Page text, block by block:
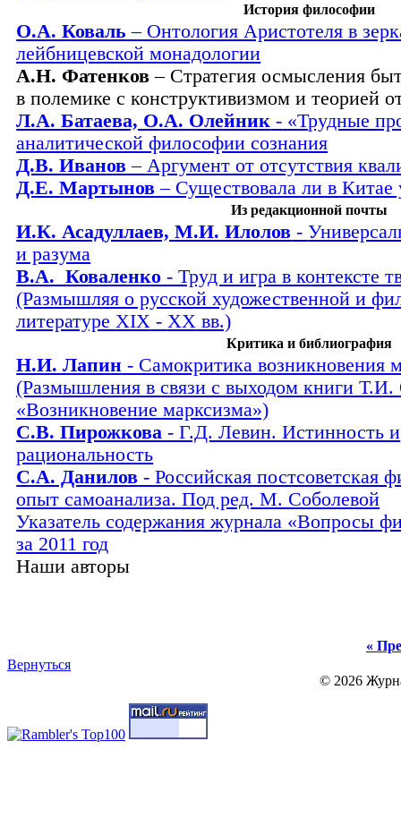
История философии
О.А. Коваль – Онтология Аристотеля в
лейбницевской монадологии
А.Н. Фатенков – Стратегия осмысления
в полемике с конструктивизмом и теорией
Л.А. Батаева, О.А. Олейник - «Трудные
аналитической философии сознания
Д.В. Иванов – Аргумент от отсутствия
Д.Е. Мартынов – Существовала ли в Китае
Из редакционной почты
И.К. Асадуллаев, М.И. Илолов -
и разума
В.А. Коваленко - Труд и игра в контексте
(Размышляя о русской художественной и
литературеXIX -XX вв.)
Критика и библиография
Н.И. Лапин - Самокритика возникновения
(Размышления в связи с выходом книги Т.И.
«Возникновение марксизма»)
С.В. Пирожкова - Г.Д. Левин. Истинность и
рациональность
С.А. Данилов - Российская постсоветская
опыт самоанализа. Под ред. М. Соболевой
Указатель содержания журнала «Вопросы
за 2011 год
Наши авторы
«
Вернуться
© 2026